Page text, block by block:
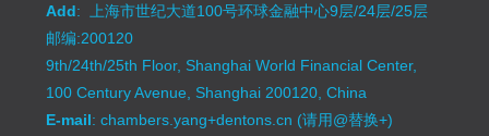
Add: 上海市世纪大道100号环球金融中心9层/24层/25层
邮编:200120
9th/24th/25th Floor, Shanghai World Financial Center,
100 Century Avenue, Shanghai 200120, China
E-mail: chambers.yang+dentons.cn (请用@替换+)